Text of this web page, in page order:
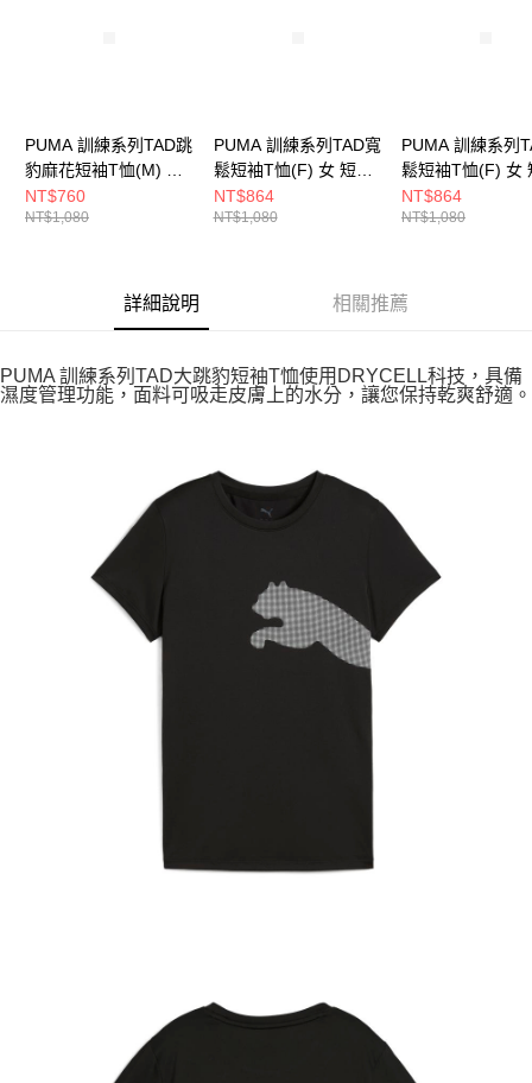
PUMA 訓練系列TAD跳
豹麻花短袖T恤(M) 男
短袖上衣 52590701
NT$760
NT$1,080
PUMA 訓練系列TAD寬
鬆短袖T恤(F) 女 短袖
上衣 52713948
NT$864
NT$1,080
PUMA 訓練系列
鬆短袖T恤(F) 女
上衣 52713926
NT$864
NT$1,080
詳細說明 相關推薦
PUMA 訓練系列TAD大跳豹短袖T恤使用DRYCELL科技，具備
濕度管理功能，面料可吸走皮膚上的水分，讓您保持乾爽舒適。